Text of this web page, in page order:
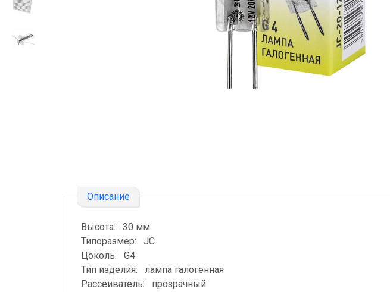
Описание
Высота: 30 мм
Типоразмер: JC
Цоколь: G4
Тип изделия: лампа галогенная
Рассеиватель: прозрачный